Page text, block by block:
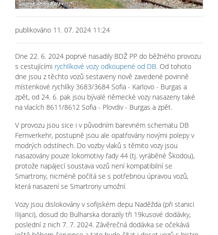
publikováno 11. 07. 2024 11:24
Dne 22. 6. 2024 poprvé nasadily BDŽ PP do běžného provozu
s cestujícími rychlíkové vozy odkoupené od DB. Od tohoto
dne jsou z těchto vozů sestaveny nově zavedené povinně
místenkové rychlíky 3683/3684 Sofia - Karlovo - Burgas a
zpět, od 24. 6. pak jsou bývalé německé vozy nasazeny také
na vlacích 8611/8612 Sofia - Plovdiv - Burgas a zpět.
V provozu jsou sice i v původním barevném schematu DB
Fernverkehr, postupně jsou ale opatřovány novými polepy v
modrých odstínech. Do vozby vlaků s těmito vozy jsou
nasazovány pouze lokomotivy řady 44 (tj. vyráběné Škodou),
protože napájecí soustava vozů není kompatibilní se
Smartrony, nicméně počítá se s potřebnou úpravou vozů,
která nasazení se Smartrony umožní.
Vozy jsou dislokovány v sofijském depu Naděžda (při stanici
Ilijanci), dosud do Bulharska dorazily tři 19kusové dodávky,
poslední z nich 7. 7. 2024. Závěrečná dodávka se očekává